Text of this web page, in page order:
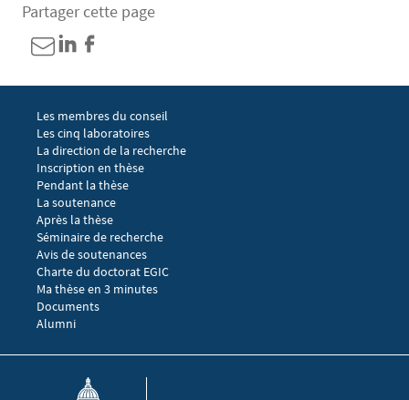
Partager cette page
Menu footer EGIC 1
Les membres du conseil
Les cinq laboratoires
La direction de la recherche
Menu footer EGIC 2
Inscription en thèse
Pendant la thèse
La soutenance
Après la thèse
Menu footer EGIC 3
Séminaire de recherche
Avis de soutenances
Charte du doctorat EGIC
Ma thèse en 3 minutes
Menu footer EGIC 4
Documents
Alumni